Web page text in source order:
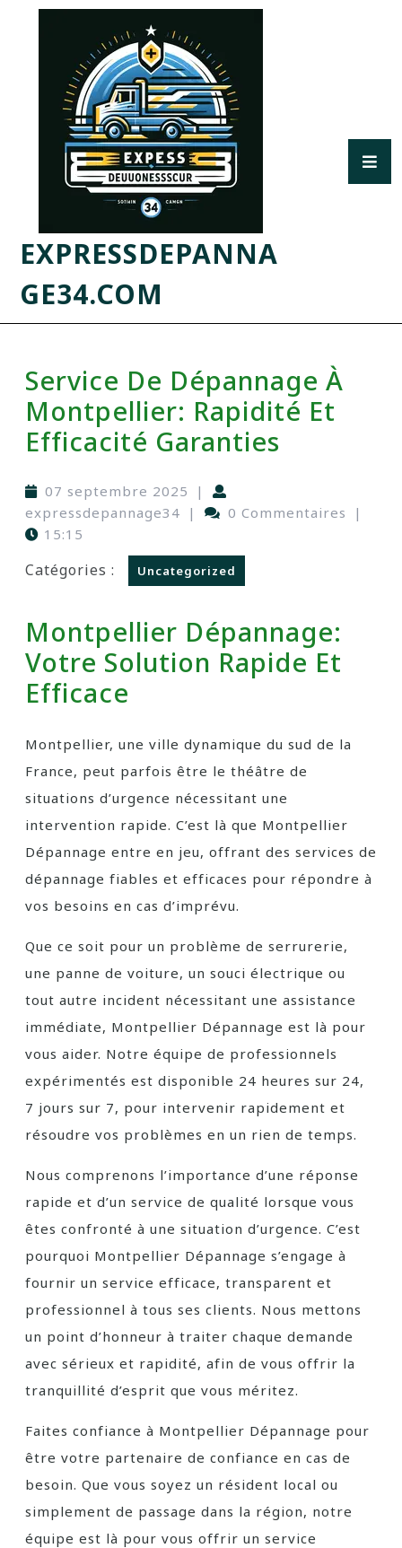
EXPRESSDEPANNA
GE34.COM
Service De Dépannage À
Montpellier: Rapidité Et
Efficacité Garanties
07 septembre 2025
|
expressdepannage34 | 0 Commentaires
|
15:15
Catégories : Uncategorized
Montpellier Dépannage:
Votre Solution Rapide Et
Efficace
Montpellier, une ville dynamique du sud de la
France, peut parfois être le théâtre de
situations d’urgence nécessitant une
intervention rapide. C’est là que Montpellier
Dépannage entre en jeu, offrant des services de
dépannage fiables et efficaces pour répondre à
vos besoins en cas d’imprévu.
Que ce soit pour un problème de serrurerie,
une panne de voiture, un souci électrique ou
tout autre incident nécessitant une assistance
immédiate, Montpellier Dépannage est là pour
vous aider. Notre équipe de professionnels
expérimentés est disponible 24 heures sur 24,
7 jours sur 7, pour intervenir rapidement et
résoudre vos problèmes en un rien de temps.
Nous comprenons l’importance d’une réponse
rapide et d’un service de qualité lorsque vous
êtes confronté à une situation d’urgence. C’est
pourquoi Montpellier Dépannage s’engage à
fournir un service efficace, transparent et
professionnel à tous ses clients. Nous mettons
un point d’honneur à traiter chaque demande
avec sérieux et rapidité, afin de vous offrir la
tranquillité d’esprit que vous méritez.
Faites confiance à Montpellier Dépannage pour
être votre partenaire de confiance en cas de
besoin. Que vous soyez un résident local ou
simplement de passage dans la région, notre
équipe est là pour vous offrir un service